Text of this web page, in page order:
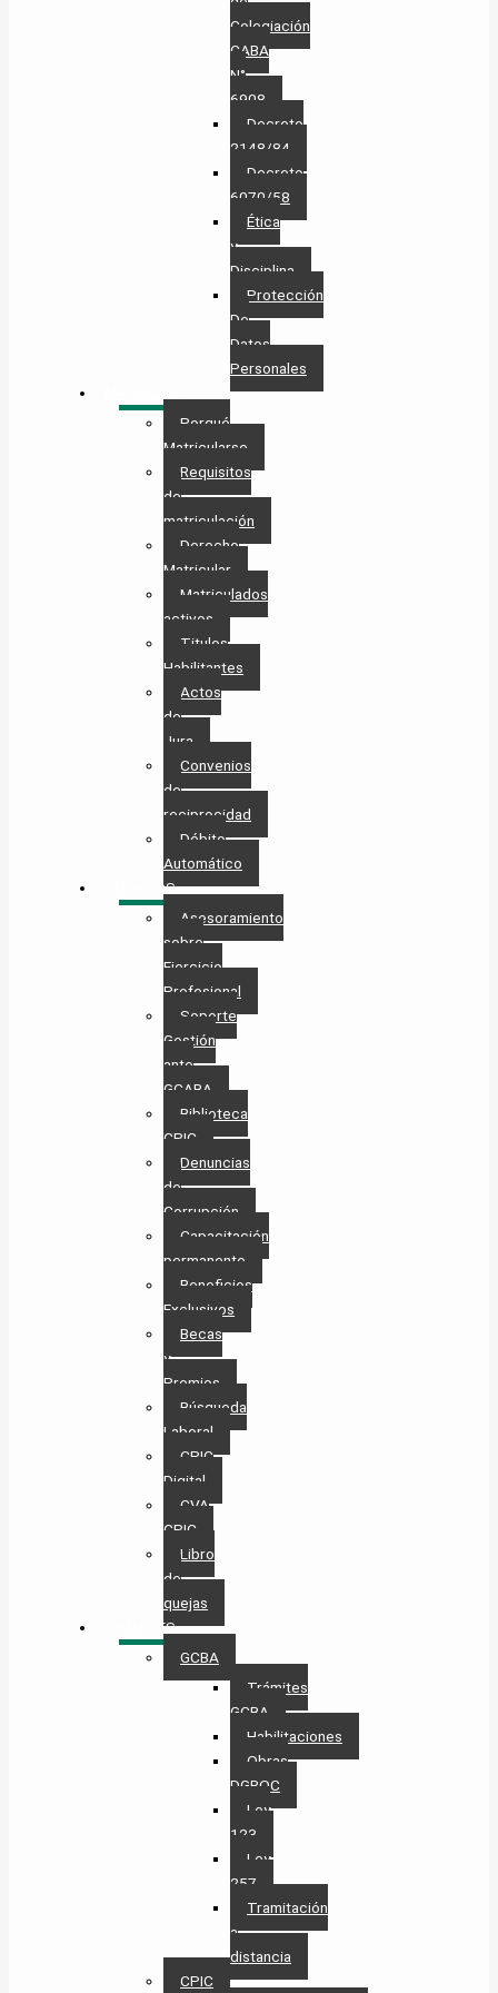
Colegiación
CABA
N°
6908
Decreto
2148/84
Decreto
6070/58
Ética
y
Disciplina
Protección
De
Datos
Personales​
Porqué
Matricularse
Requisitos
de
matriculación
Derecho
Matricular
Matriculados
activos
Titulos
Habilitantes
Actos
de
Jura
Convenios
de
reciprocidad
Débito
Automático
SERVICIOS
Asesoramiento
sobre
Ejercicio
Profesional
Soporte
Gestión
ante
GCABA
Biblioteca
CPIC
Denuncias
de
Corrupción
Capacitación
permanente
Beneficios
Exclusivos
Becas
y
Premios
Búsqueda
Laboral​
CPIC
Digital
CVA
CPIC
Libro
de
quejas
TRÁMITES
GCBA
Trámites
GCBA
Habilitaciones
Obras
DGROC
Ley
123
Ley
257
Tramitación
a
distancia
CPIC